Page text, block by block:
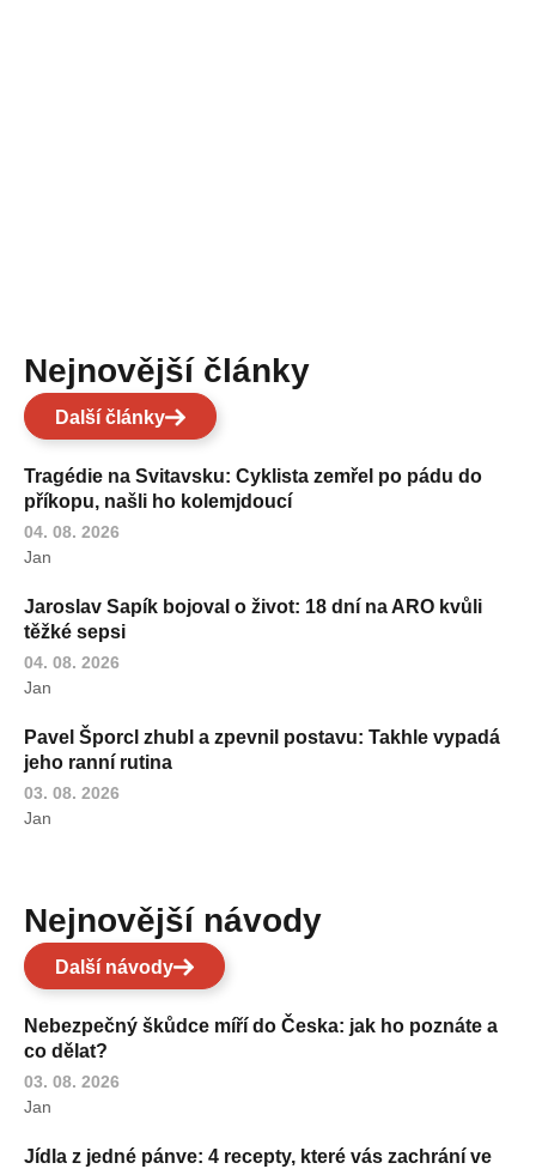
Nejnovější články
Další články
Tragédie na Svitavsku: Cyklista zemřel po pádu do
příkopu, našli ho kolemjdoucí
04. 08. 2026
Jan
Jaroslav Sapík bojoval o život: 18 dní na ARO kvůli
těžké sepsi
04. 08. 2026
Jan
Pavel Šporcl zhubl a zpevnil postavu: Takhle vypadá
jeho ranní rutina
03. 08. 2026
Jan
Nejnovější návody
Další návody
Nebezpečný škůdce míří do Česka: jak ho poznáte a
co dělat?
03. 08. 2026
Jan
Jídla z jedné pánve: 4 recepty, které vás zachrání ve